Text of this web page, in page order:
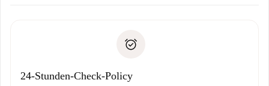
24-Stunden-Check-Policy